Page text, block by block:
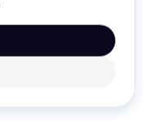
Angle Smoking
er
nu hos 1 butik.